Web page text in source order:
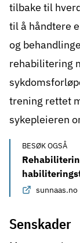
tilbake til
til å håndtere
og
rehabilitering
trening rettet
sykepleieren
BESØK OGSÅ
sunnaas.no
Senskader